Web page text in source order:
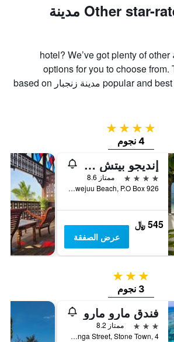
Other star-rated hotels in مدينة
Not set on a 5-نجمة hotel? We’ve got plenty of other
options for you to choose from.
popular and best value properties in مدينة زنجبار based on
4 نجوم
4 نجوم
إنديجو بيتش زانزيبار
4 نجوم
ممتاز 8.6
Bwejuu Beach, P.O Box 926, مدينة زنجبار, تنزانيا
545 ﷼
عرض الصفقة
3 نجوم
3 نجوم
فندق مارو مارو
3 نجوم
ممتاز 8.2
Gizenga Street, Stone Town, 4, مدينة زنجبار, تنزانيا